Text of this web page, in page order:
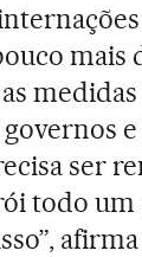
mais
ser
todo